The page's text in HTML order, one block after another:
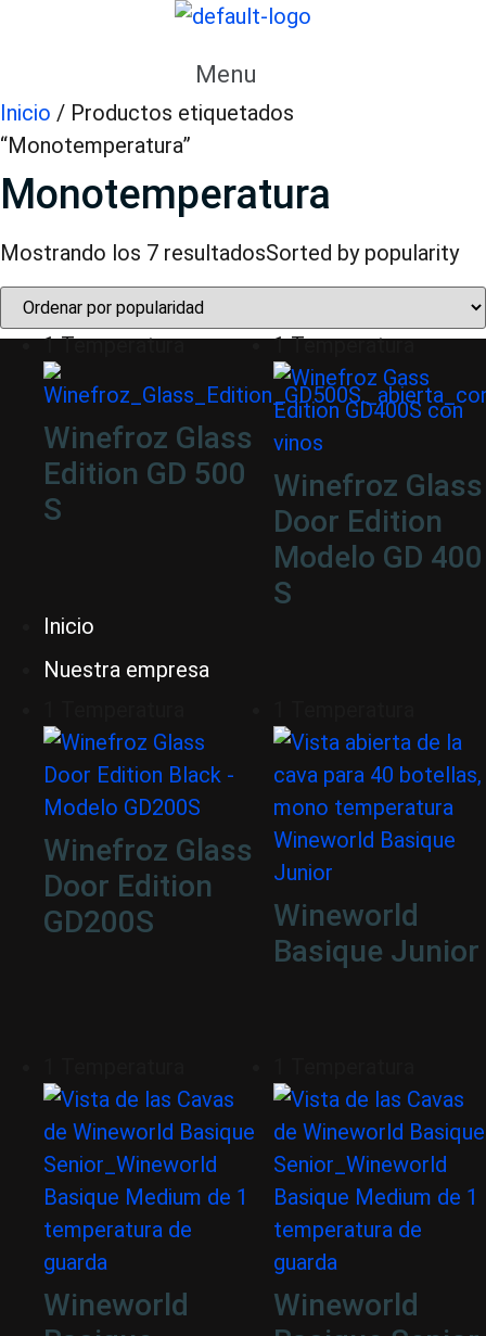
Menu
Inicio / Productos etiquetados
“Monotemperatura”
Monotemperatura
Mostrando los 7 resultadosSorted by popularity
1 Temperatura
Winefroz Glass
Edition GD 500
S
1 Temperatura
Winefroz Glass
Door Edition
Modelo GD 400
S
Winefroz Glass
Door Edition
GD200S
Wineworld
Basique Junior
Wineworld
Wineworld
Inicio
Nuestra empresa